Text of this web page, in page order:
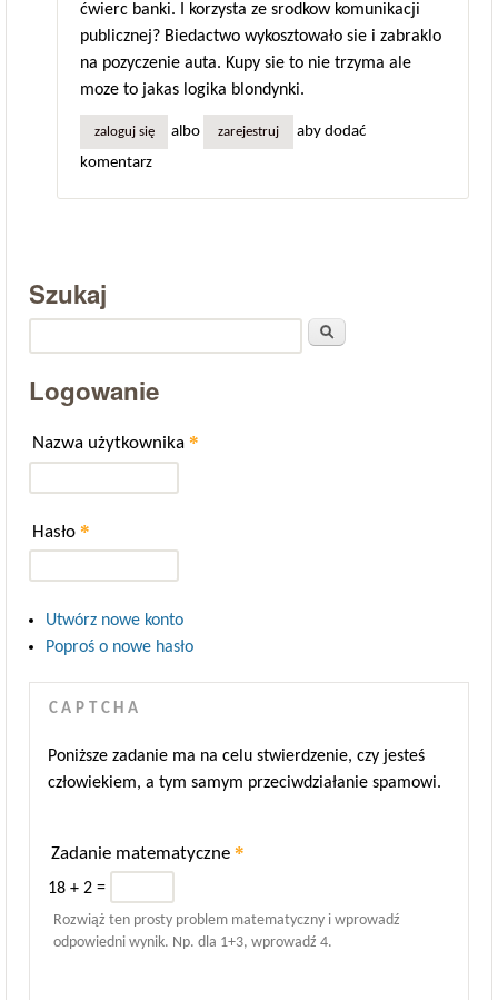
ćwierc banki. I korzysta ze srodkow komunikacji
publicznej? Biedactwo wykosztowało sie i zabraklo
na pozyczenie auta. Kupy sie to nie trzyma ale
moze to jakas logika blondynki.
zaloguj się albo zarejestruj
aby dodać
komentarz
Szukaj
Logowanie
Nazwa użytkownika *
Hasło *
Utwórz nowe konto
Poproś o nowe hasło
CAPTCHA
Poniższe zadanie ma na celu stwierdzenie, czy jesteś
człowiekiem, a tym samym przeciwdziałanie spamowi.
Zadanie matematyczne *
18 + 2 =
Rozwiąż ten prosty problem matematyczny i wprowadź
odpowiedni wynik. Np. dla 1+3, wprowadź 4.